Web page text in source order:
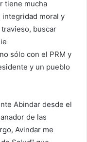
tiene mucha
moral y
buscar
sólo con el PRM y
y un pueblo
Abindar desde el
de las
Avindar me